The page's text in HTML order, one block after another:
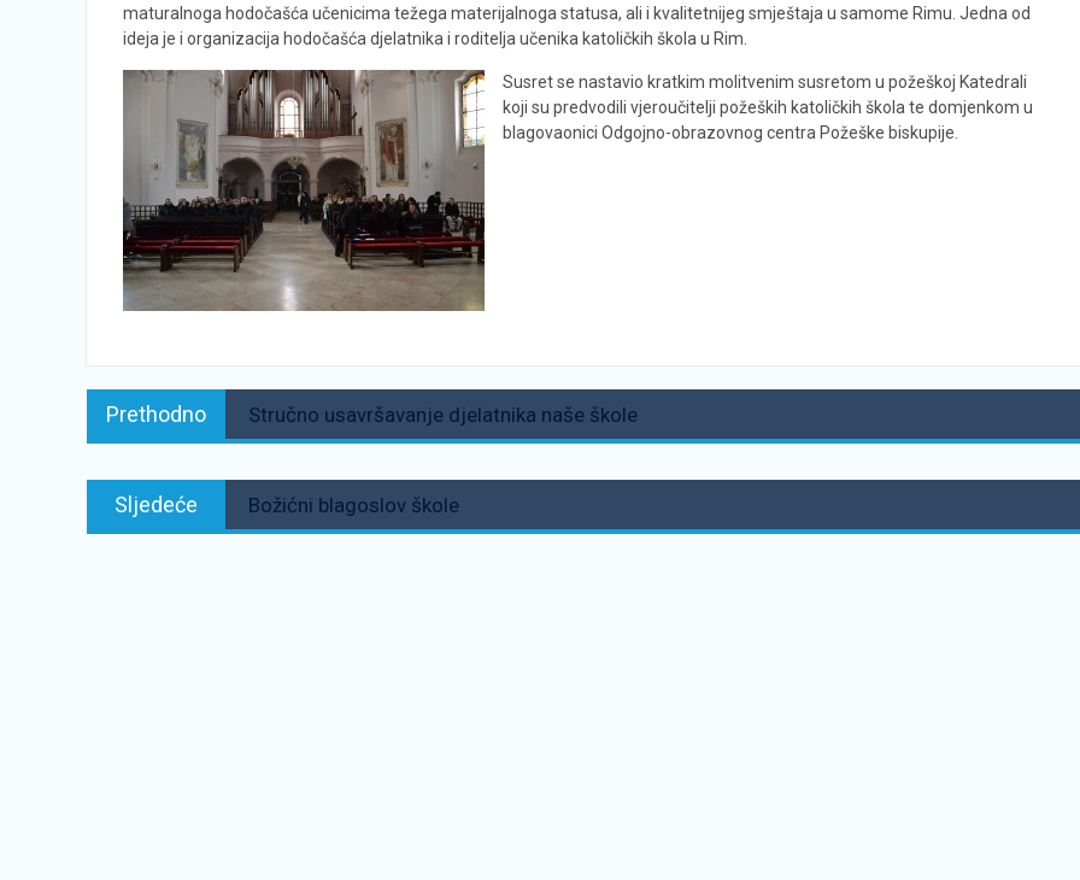
maturalnoga hodočašća učenicima težega materijalnoga statusa, ali i kvalitetnijeg smještaja u samome Rimu. Jedna od
ideja je i organizacija hodočašća djelatnika i roditelja učenika katoličkih škola u Rim.
Susret se nastavio kratkim molitvenim susretom u požeškoj Katedrali
koji su predvodili vjeroučitelji požeških katoličkih škola te domjenkom u
blagovaonici Odgojno-obrazovnog centra Požeške biskupije.
Navigacija
objava
Prethodno Prethodno:
Stručno usavršavanje djelatnika naše škole
Sljedeće Sljedeće:
Božićni blagoslov škole